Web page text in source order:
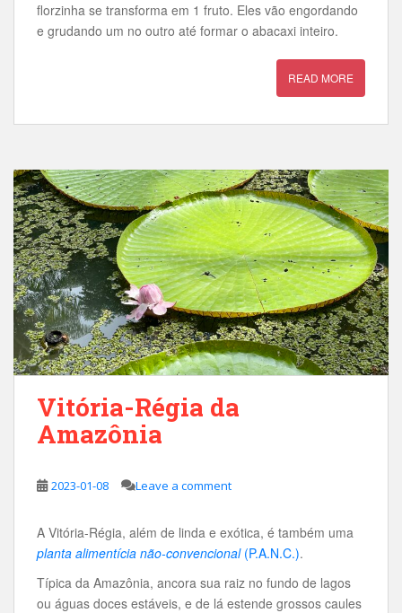
florzinha se transforma em 1 fruto. Eles vão engordando
e grudando um no outro até formar o abacaxi inteiro.
READ MORE
Vitória-Régia da
Amazônia
2023-01-08 Leave a comment
A Vitória-Régia, além de linda e exótica, é também uma
planta alimentícia não-convencional(P.A.N.C.).
Típica da Amazônia, ancora sua raiz no fundo de lagos
ou águas doces estáveis, e de lá estende grossos caules